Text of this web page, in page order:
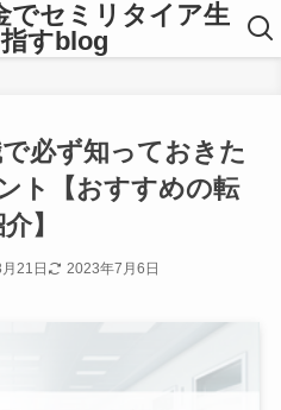
でセミリタイア生
すblog
必ず知っておきた
ト【おすすめの転
】
21日 2023年7月6日